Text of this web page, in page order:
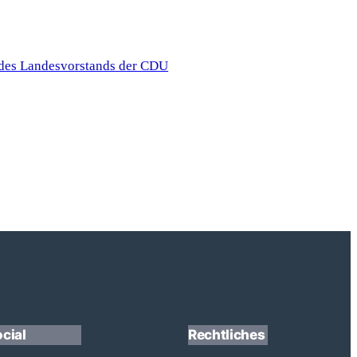
Landesvorstands der CDU
Rechtliches